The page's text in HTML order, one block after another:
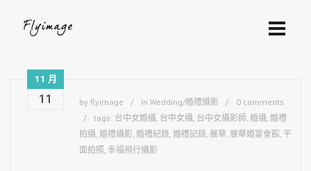
11 月
11 by flyimage in Wedding/婚禮攝影
0 comments
tags: 台中女婚攝, 台中女攝, 台中女攝影師, 婚攝, 婚禮
拍攝, 婚禮攝影, 婚禮紀錄, 婚禮記錄, 展華, 展華婚宴會館, 平
面拍照, 幸福飛行攝影